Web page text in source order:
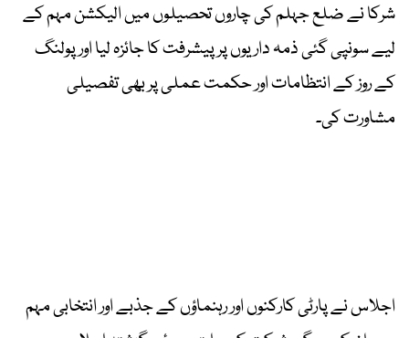
شرکا نے ضلع جہلم کی چاروں تحصیلوں میں الیکشن مہم کے
لیے سونپی گئی ذمہ داریوں پر پیشرفت کا جائزہ لیا اور پولنگ
کے روز کے انتظامات اور حکمت عملی پر بھی تفصیلی
مشاورت کی۔
اجلاس نے پارٹی کارکنوں اور رہنماؤں کے جذبے اور انتخابی مہم